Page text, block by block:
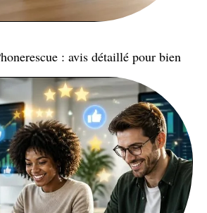
: avis détaillé pour bien